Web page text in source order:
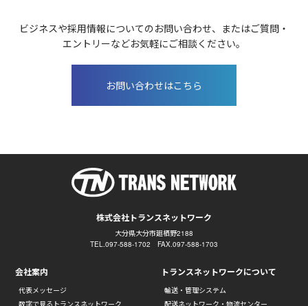
ビジネスや採用情報についてのお問い合わせ、またはご質問・
エントリーなどお気軽にご相談ください。
お問い合わせはこちら
株式会社トランスネットワーク
大分県大分市廻栖野2188
TEL.097-588-1702 FAX.097-588-1703
会社案内
代表メッセージ
トランスネットワークについて
輸送・管理システム